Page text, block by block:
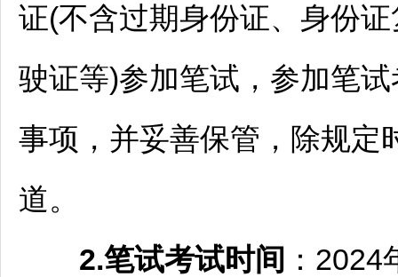
证(不含过期身份证、身份
驶证等)参加笔试，参加笔
事项，并妥善保管，除规定
道。
2.笔试考试时间 ：